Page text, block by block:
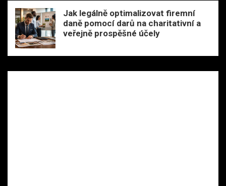
Jak legálně optimalizovat firemní
daně pomocí darů na charitativní a
veřejně prospěšné účely